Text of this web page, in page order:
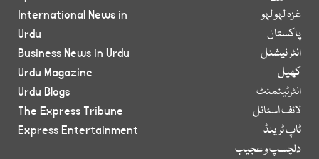
غزہ لہو لہو
پاکستان
انٹر نیشنل
کھیل
انٹرٹینمنٹ
لائف اسٹائل
ٹاپ ٹرینڈ
دلچسپ و عجیب
International News in
Urdu
Business News in Urdu
Urdu Magazine
Urdu Blogs
The Express Tribune
Express Entertainment